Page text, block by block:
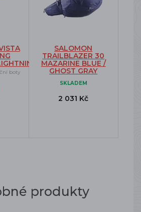
boty
SALOMON
TRAILBLAZER 30
MAZARINE BLUE /
GHOST GRAY
SKLADEM
2 031 Kč
produkty